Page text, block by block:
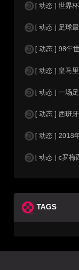
[ 动态 ] 世界杯进
[ 动态 ] 足球最快速
[ 动态 ] 98年世
[ 动态 ] 皇马里昂
[ 动态 ] 一场
[ 动态 ] 西班
[ 动态 ] 2018年足
[ 动态 ] c罗梅西金靴
TAGS